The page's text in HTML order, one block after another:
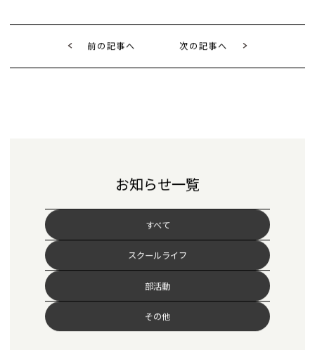
前の記事へ 次の記事へ
お知らせ一覧
すべて
スクールライフ
部活動
その他